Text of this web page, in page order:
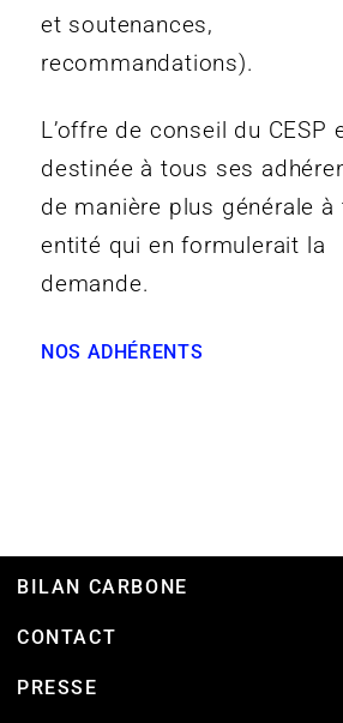
et soutenances,
recommandations).
L’offre de conseil du CESP
destinée à tous ses
de manière plus générale à
entité qui en formulerait la
demande.
NOS ADHÉRENTS
BILAN CARBONE
CONTACT
PRESSE